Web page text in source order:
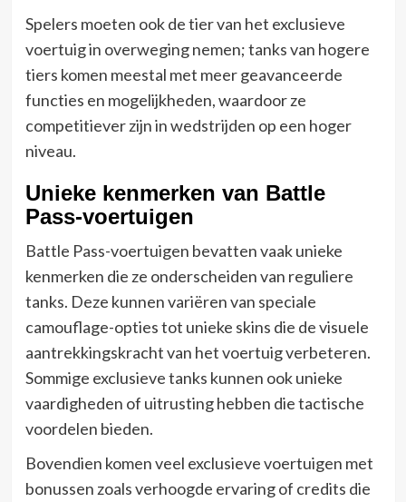
Spelers moeten ook de tier van het exclusieve
voertuig in overweging nemen; tanks van hogere
tiers komen meestal met meer geavanceerde
functies en mogelijkheden, waardoor ze
competitiever zijn in wedstrijden op een hoger
niveau.
Unieke kenmerken van Battle
Pass-voertuigen
Battle Pass-voertuigen bevatten vaak unieke
kenmerken die ze onderscheiden van reguliere
tanks. Deze kunnen variëren van speciale
camouflage-opties tot unieke skins die de visuele
aantrekkingskracht van het voertuig verbeteren.
Sommige exclusieve tanks kunnen ook unieke
vaardigheden of uitrusting hebben die tactische
voordelen bieden.
Bovendien komen veel exclusieve voertuigen met
bonussen zoals verhoogde ervaring of credits die